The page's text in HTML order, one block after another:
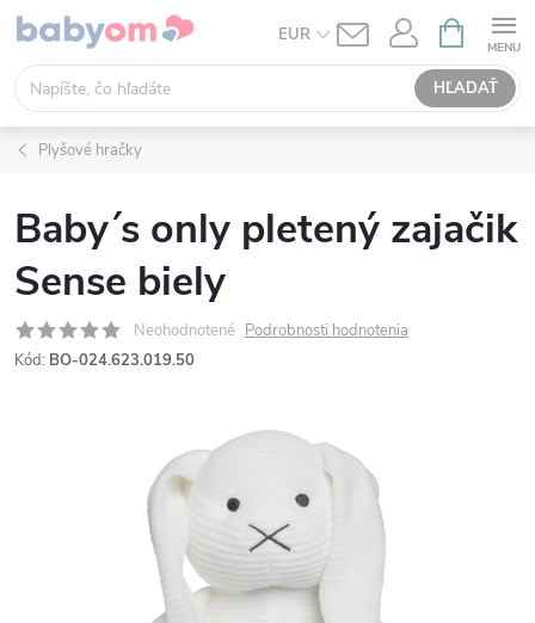
Prejsť
obsah
EUR
HĽADAŤ
KOŠÍK
Plyšové hračky
Baby´s only pletený zajačik
Sense biely
Neohodnotené Podrobnosti hodnotenia
Kód: BO-024.623.019.50